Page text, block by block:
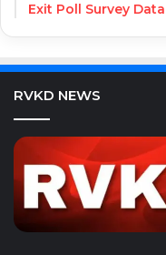
Exit Poll Survey Data
RVKD NEWS